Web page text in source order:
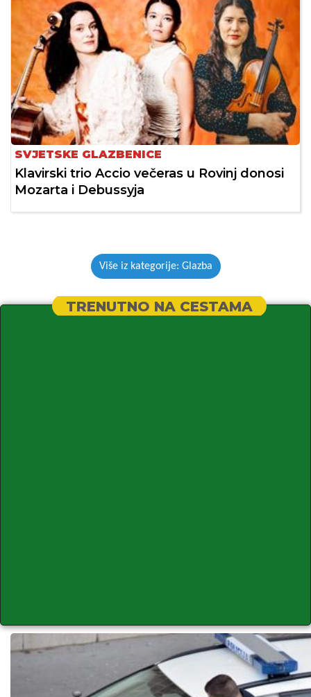
SVJETSKE GLAZBENICE
Klavirski trio Accio večeras u Rovinj donosi
Mozarta i Debussyja
Više iz kategorije: Glazba
TRENUTNO NA CESTAMA